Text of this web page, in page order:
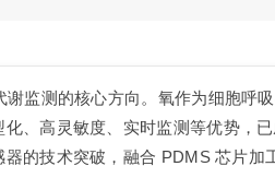
监测的核心方向。氧作为细胞呼
、高灵敏度、实时监测等优势，
的技术突破，融合 PDMS 芯片加